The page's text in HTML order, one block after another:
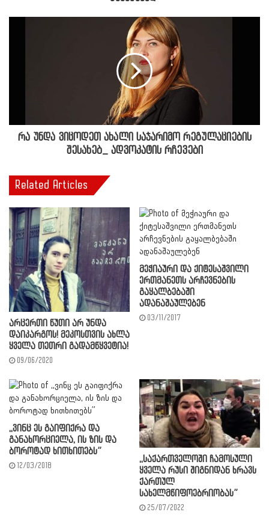
რა უნდა ვიცოდეთ ახალი საჯარიმო რეგულაციების
შესახებ_ ადვოკატის რჩევები
Related Articles
არცერთი წუთი არ უნდა
დაიკარგოს! მეკოსთვის ახლა
ყველა თეთრი გადამწყვეტია!
09/06/2020
მეჭიაური და ​ქიტესაშვილი
ერთმანეთს არჩევნების
გაყალბებაში
ადანაშაულებენ
03/11/2017
,,ვინც ეს გაიფიქრა და
განახორციელა, ის ზის და
ბოროტად ხითხითებს”
12/03/2018
,,საქართველოში ჩამოსული
ყველა რუსი შიგნიდან ხრავს
ქართულ
სახელმწიფოებრიობას”
25/07/2022